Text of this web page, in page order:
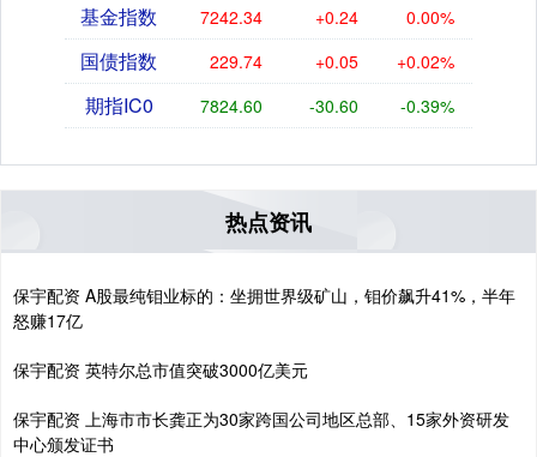
基金指数 7242.34 +0.24 0.00%
国债指数 229.74 +0.05 +0.02%
期指IC0 7824.60 -30.60 -0.39%
热点资讯
保宇配资 A股最纯钼业标的：坐拥世界级矿山，钼价飙升41%，半年
怒赚17亿
保宇配资 英特尔总市值突破3000亿美元
保宇配资 上海市市长龚正为30家跨国公司地区总部、15家外资研发
中心颁发证书